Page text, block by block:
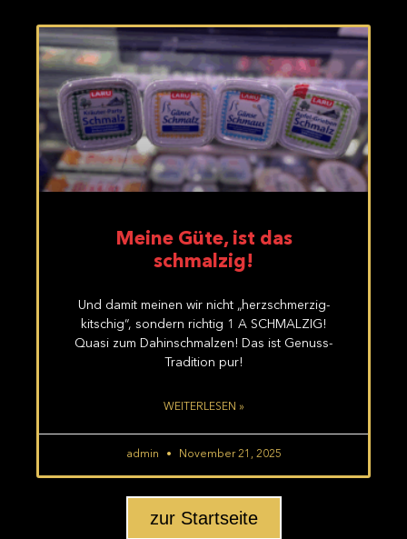
Meine Güte, ist das
schmalzig!
Und damit meinen wir nicht „herzschmerzig-
kitschig“, sondern richtig 1 A SCHMALZIG!
Quasi zum Dahinschmalzen! Das ist Genuss-
Tradition pur!
WEITERLESEN »
admin November 21, 2025
zur Startseite